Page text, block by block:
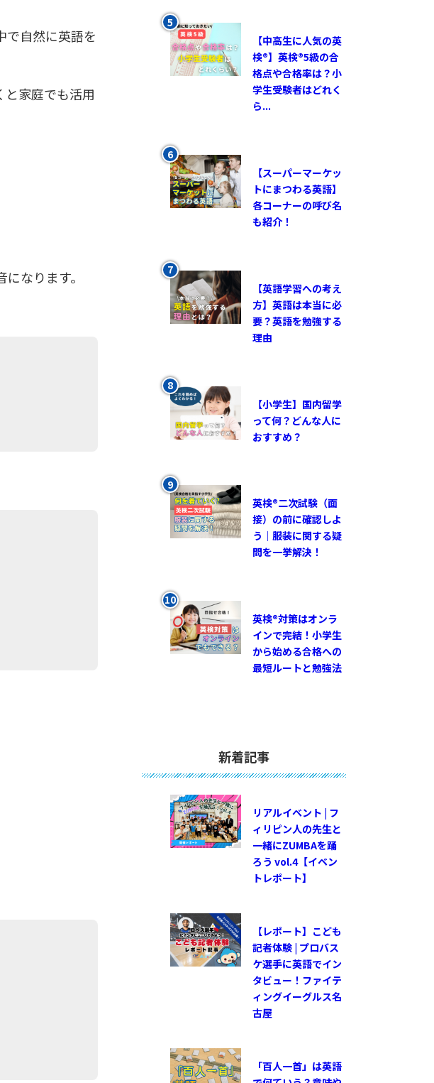
で自然に英語を
と家庭でも活用
なります。
【中高生に人気の英
検®︎】英検®︎5級の合
格点や合格率は？小
学生受験者はどれく
ら...
【スーパーマーケッ
トにまつわる英語】
各コーナーの呼び名
も紹介！
【英語学習への考え
方】英語は本当に必
要？英語を勉強する
理由
【小学生】国内留学
って何？どんな人に
おすすめ？
英検®︎二次試験（面
接）の前に確認しよ
う｜服装に関する疑
問を一挙解決！
英検®対策はオンラ
インで完結！小学生
から始める合格への
最短ルートと勉強法
新着記事
リアルイベント | フ
ィリピン人の先生と
一緒にZUMBAを踊
ろう vol.4【イベン
トレポート】
【レポート】こども
記者体験 | プロバス
ケ選手に英語でイン
タビュー！ファイテ
ィングイーグルス名
古屋
「百人一首」は英語